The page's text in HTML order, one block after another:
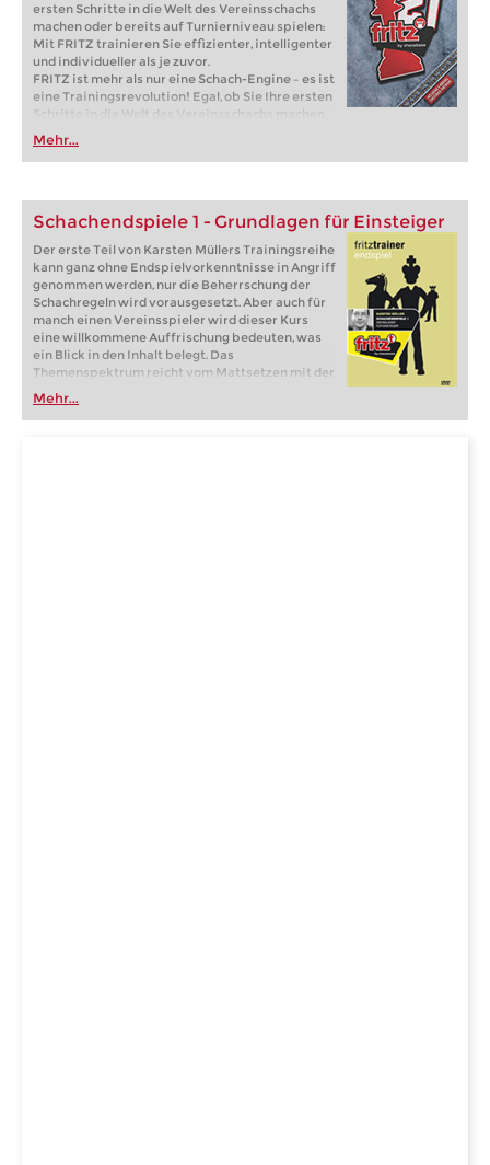
ersten Schritte in die Welt des Vereinsschachs
machen oder bereits auf Turnierniveau spielen:
Mit FRITZ trainieren Sie effizienter, intelligenter
und individueller als je zuvor.
FRITZ ist mehr als nur eine Schach-Engine – es ist
eine Trainingsrevolution! Egal, ob Sie Ihre ersten
Schritte in die Welt des Vereinsschachs machen
oder bereits auf Turnierniveau spielen: Mit
FRITZ trainieren Sie effizienter, intelligenter und
individueller als je zuvor.
Mehr...
Schachendspiele 1 - Grundlagen für Einsteiger
Der erste Teil von Karsten Müllers Trainingsreihe
kann ganz ohne Endspielvorkenntnisse in Angriff
genommen werden, nur die Beherrschung der
Schachregeln wird vorausgesetzt. Aber auch für
manch einen Vereinsspieler wird dieser Kurs
eine willkommene Auffrischung bedeuten, was
ein Blick in den Inhalt belegt. Das
Themenspektrum reicht vom Mattsetzen mit der
Dame, dem Turm oder zwei Läufern bis hin zum
Matt mit Läufer und Springer. Dazu werden die
Grundlagen der Bauernendspiele sowie der
Mehr...